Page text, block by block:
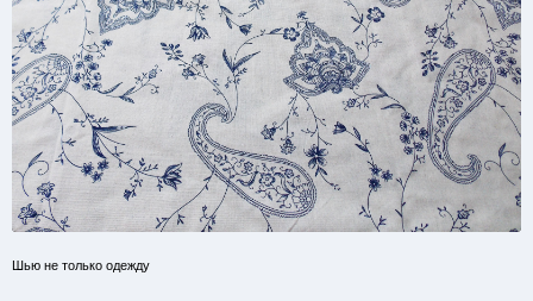
Шью не только одежду